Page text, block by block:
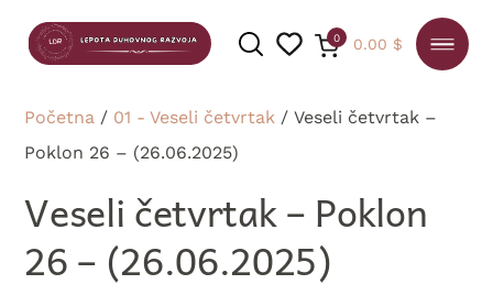
0 0.00 $
Početna / 01 - Veseli četvrtak / Veseli četvrtak –
Poklon 26 – (26.06.2025)
Veseli četvrtak – Poklon
26 – (26.06.2025)